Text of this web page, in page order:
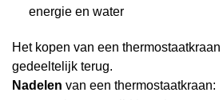
energie en water
Het kopen van een
gedeeltelijk terug.
Nadelen van een thermostaatkraan: